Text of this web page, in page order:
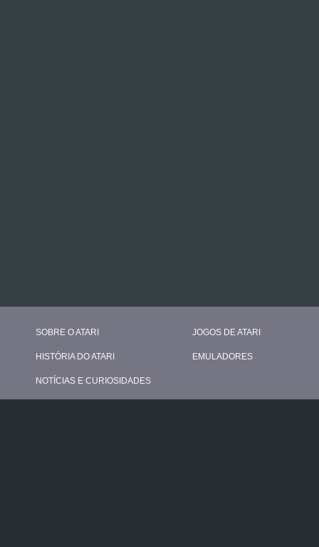
SOBRE O ATARI
HISTÓRIA DO ATARI
NOTÍCIAS E CURIOSIDADES
JOGOS DE ATARI
EMULADORES